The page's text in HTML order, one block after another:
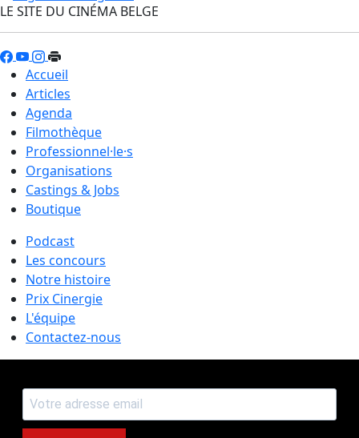
LE SITE DU CINÉMA BELGE
Accueil
Articles
Agenda
Filmothèque
Professionnel·le·s
Organisations
Castings & Jobs
Boutique
Podcast
Les concours
Notre histoire
Prix Cinergie
L'équipe
Contactez-nous